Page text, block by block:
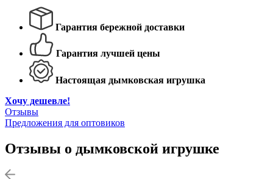
Гарантия бережной доставки
Гарантия лучшей цены
Настоящая дымковская игрушка
Хочу дешевле!
Отзывы
Предложения для оптовиков
Отзывы о дымковской игрушке